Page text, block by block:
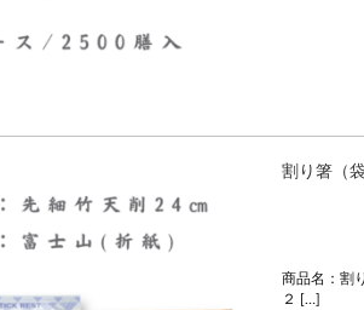
割り箸（
商品名：割
２ […]